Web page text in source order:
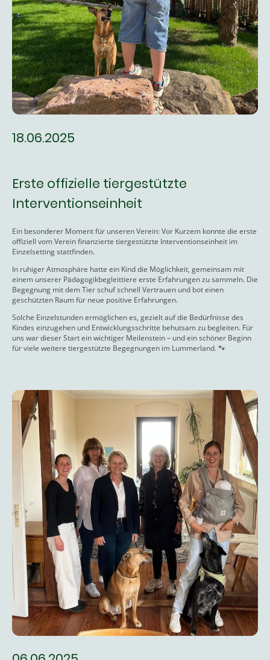
18.06.2025
Erste offizielle tiergestützte
Interventionseinheit
Ein besonderer Moment für unseren Verein: Vor Kurzem konnte die erste
offiziell vom Verein finanzierte tiergestützte Interventionseinheit im
Einzelsetting stattfinden.
In ruhiger Atmosphäre hatte ein Kind die Möglichkeit, gemeinsam mit
einem unserer Pädagogikbegleittiere erste Erfahrungen zu sammeln. Die
Begegnung mit dem Tier schuf schnell Vertrauen und bot einen
geschützten Raum für neue positive Erfahrungen.
Solche Einzelstunden ermöglichen es, gezielt auf die Bedürfnisse des
Kindes einzugehen und Entwicklungsschritte behutsam zu begleiten. Für
uns war dieser Start ein wichtiger Meilenstein – und ein schöner Beginn
für viele weitere tiergestützte Begegnungen im Lummerland. 🐾